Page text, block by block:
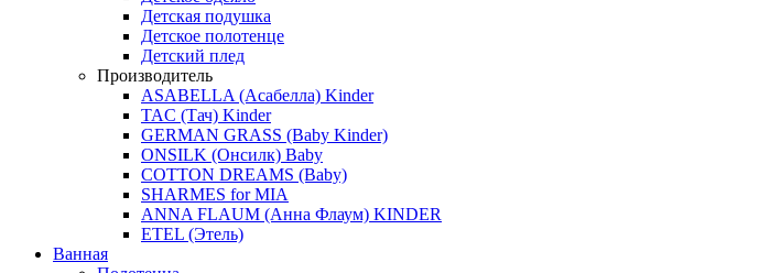
Детская подушка
Детское полотенце
Детский плед
Производитель
ASABELLA (Асабелла) Kinder
TAC (Тач) Kinder
GERMAN GRASS (Baby Kinder)
ONSILK (Онсилк) Baby
COTTON DREAMS (Baby)
SHARMES for MIA
ANNA FLAUM (Анна Флаум) KINDER
ETEL (Этель)
Ванная